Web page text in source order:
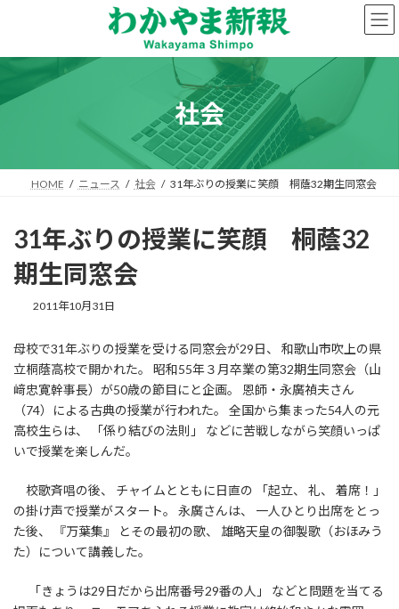
ン
へ
プ
ー
ョ
動
社会
HOME ニュース 社会 31年ぶりの授業に笑顔 桐蔭32期生同窓会
31年ぶりの授業に笑顔 桐蔭32
期生同窓会
2011年10月31日
母校で31年ぶりの授業を受ける同窓会が29日、 和歌山市吹上の県
立桐蔭高校で開かれた。 昭和55年３月卒業の第32期生同窓会（山
﨑忠寛幹事長）が50歳の節目にと企画。 恩師・永廣禎夫さん
（74）による古典の授業が行われた。 全国から集まった54人の元
高校生らは、 「係り結びの法則」 などに苦戦しながら笑顔いっぱ
いで授業を楽しんだ。
校歌斉唱の後、 チャイムとともに日直の 「起立、 礼、 着席！」
の掛け声で授業がスタート。 永廣さんは、 一人ひとり出席をとっ
た後、 『万葉集』 とその最初の歌、 雄略天皇の御製歌（おほみう
た）について講義した。
「きょうは29日だから出席番号29番の人」 などと問題を当てる